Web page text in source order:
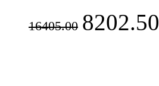
16405.00 8202.50